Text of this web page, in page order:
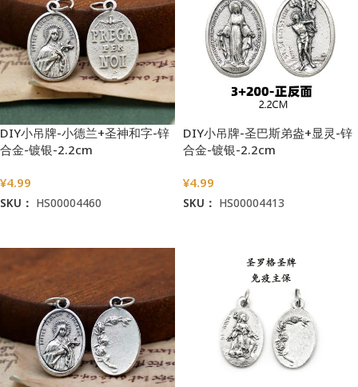
DIY小吊牌-小德兰+圣神和字-锌
合金-镀银-2.2cm
¥4.99
SKU： HS00004460
DIY小吊牌-圣巴斯弟盎+显灵-锌
合金-镀银-2.2cm
¥4.99
SKU： HS00004413